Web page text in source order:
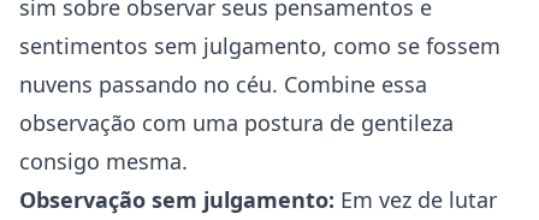
sim sobre observar seus pensamentos e
sentimentos sem julgamento, como se fossem
nuvens passando no céu. Combine essa
observação com uma postura de gentileza
consigo mesma.
Observação sem julgamento: Em vez de lutar